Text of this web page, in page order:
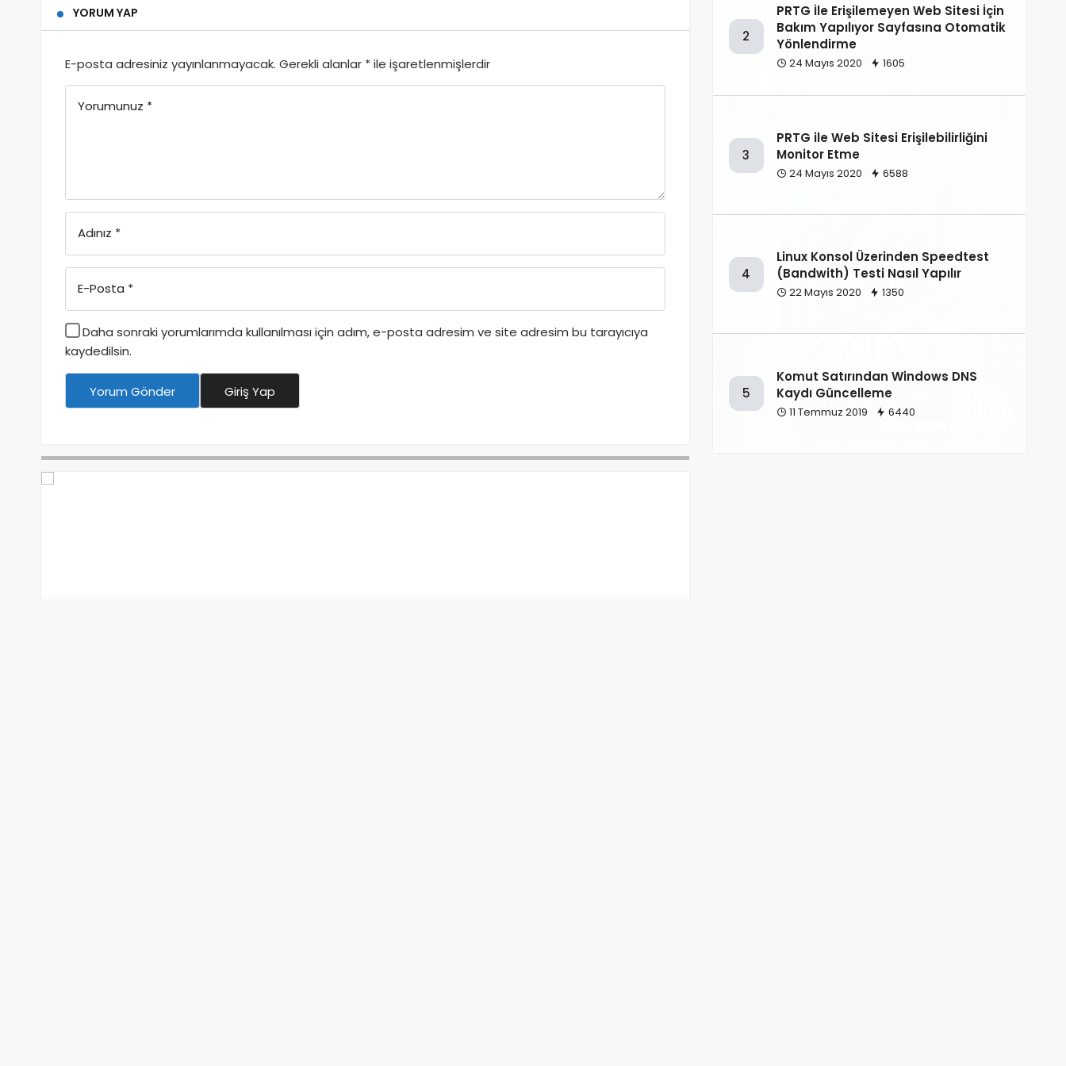
YORUM YAP
E-posta adresiniz yayınlanmayacak. Gerekli alanlar *ile işaretlenmişlerdir
Yorumunuz *
Adınız *
E-Posta *
Daha sonraki yorumlarımda kullanılması için adım, e-posta adresim ve site adresim bu tarayıcıya
kaydedilsin.
Yorum Gönder Giriş Yap
2
PRTG İle Erişilemeyen Web Sitesi İçin
Bakım Yapılıyor Sayfasına Otomatik
Yönlendirme
24 Mayıs 2020 1605
3
PRTG ile Web Sitesi Erişilebilirliğini
Monitor Etme
24 Mayıs 2020 6588
4
Linux Konsol Üzerinden Speedtest
(Bandwith) Testi Nasıl Yapılır
22 Mayıs 2020 1350
5
Komut Satırından Windows DNS
Kaydı Güncelleme
11 Temmuz 2019 6440